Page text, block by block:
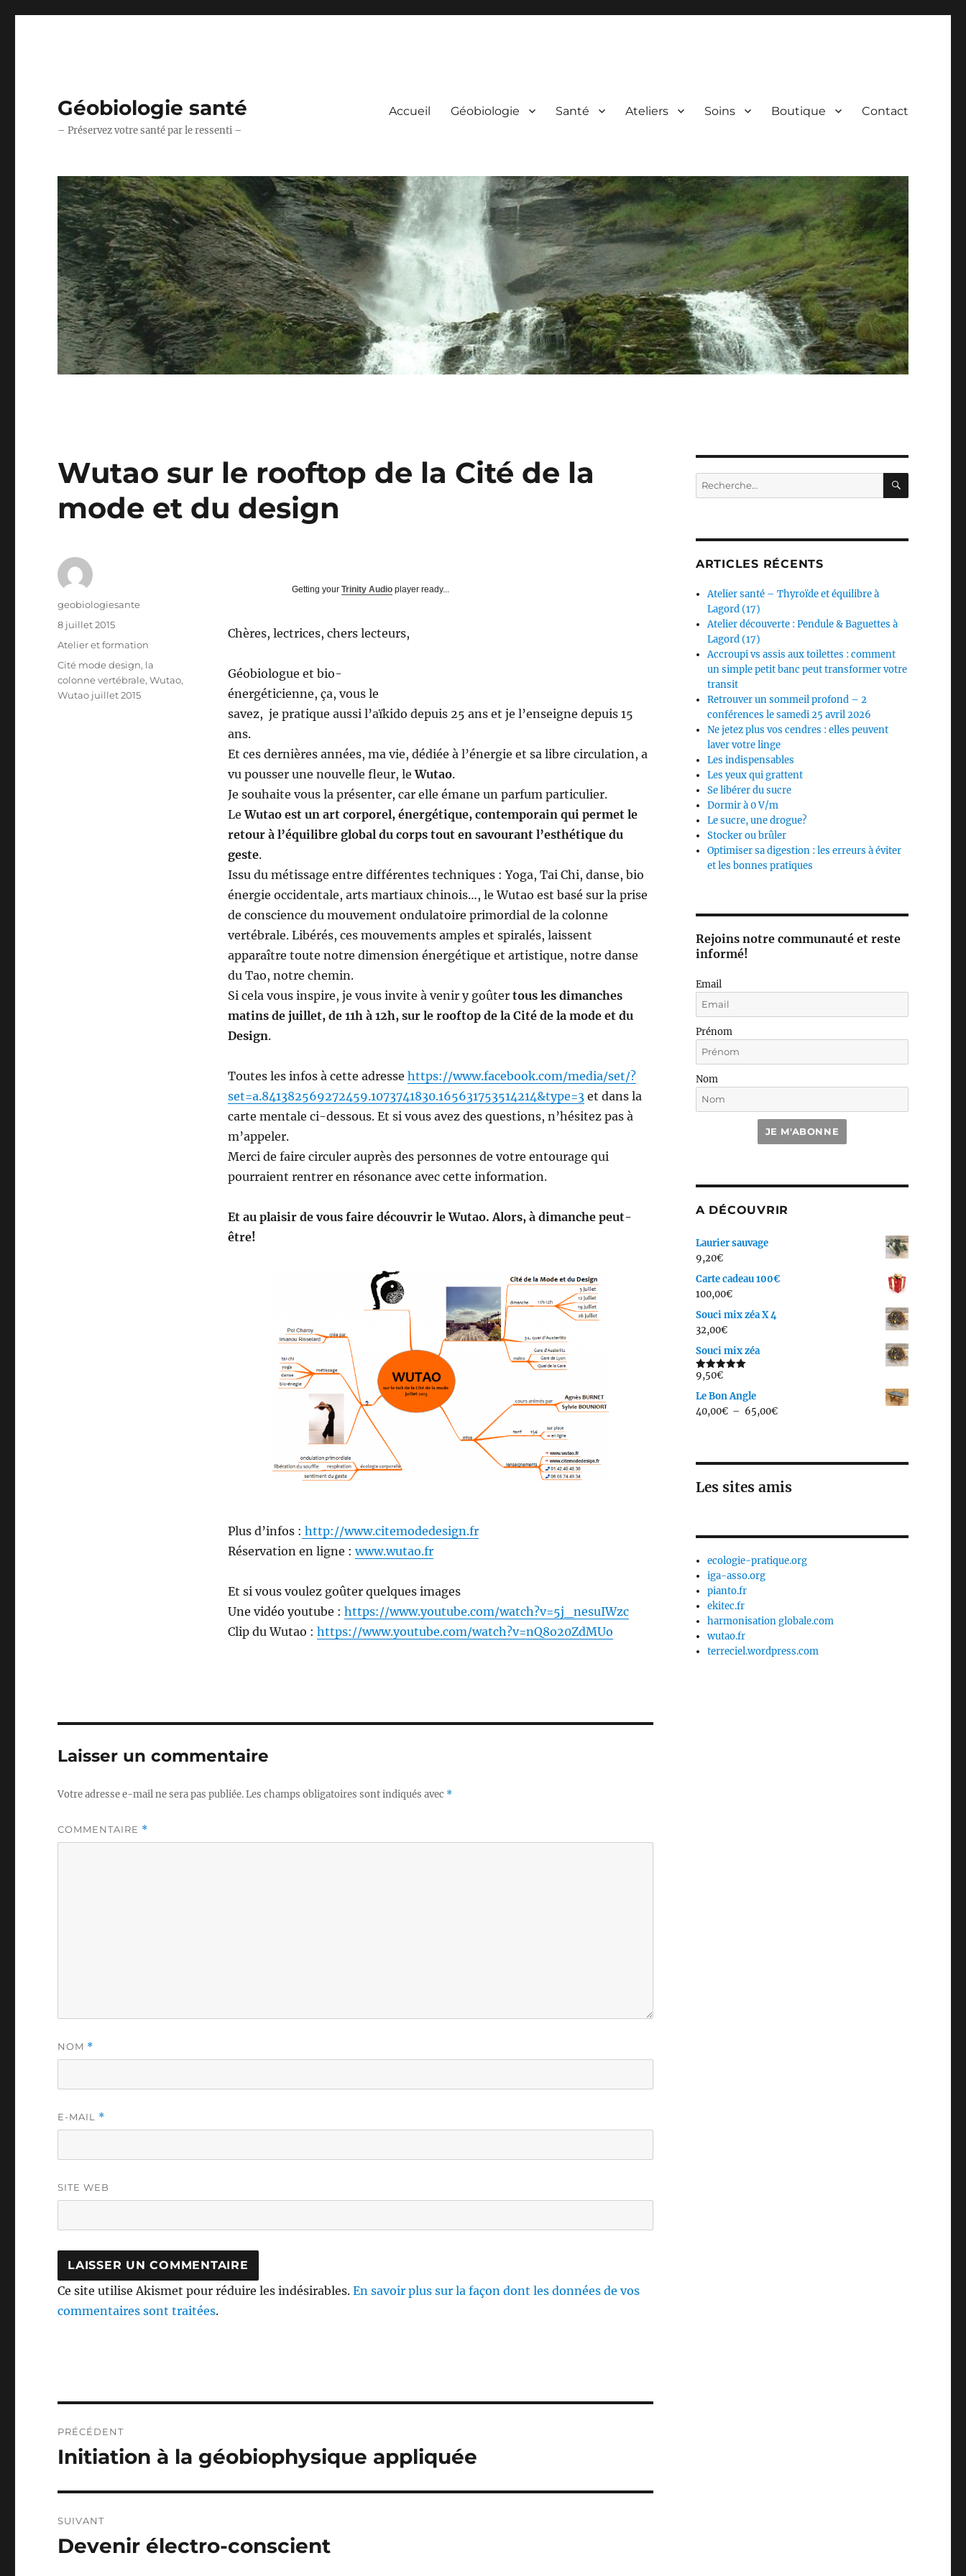
Géobiologie santé
– Préservez votre santé par le ressenti –
Accueil Géobiologie Santé Ateliers Soins Boutique Contact
Wutao sur le rooftop de la Cité de la
mode et du design
Getting your Trinity Audioplayer ready...
Chères, lectrices, chers lecteurs,
Géobiologue et bio-
énergéticienne, ça, vous le
savez, je pratique aussi l’aïkido depuis 25 ans et je l’enseigne depuis 15
ans.
Et ces dernières années, ma vie, dédiée à l’énergie et sa libre circulation, a
vu pousser une nouvelle fleur, leWutao.
Je souhaite vous la présenter, car elle émane un parfum particulier.
LeWutao est un art corporel, énergétique, contemporain qui permet le
retour à l’équilibre global du corps tout en savourant l’esthétique du
geste.
Issu du métissage entre différentes techniques : Yoga, Tai Chi, danse, bio
énergie occidentale, arts martiaux chinois…, le Wutao est basé sur la prise
de conscience du mouvement ondulatoire primordial de la colonne
vertébrale. Libérés, ces mouvements amples et spiralés, laissent
apparaître toute notre dimension énergétique et artistique, notre danse
du Tao, notre chemin.
Si cela vous inspire, je vous invite à venir y goûter tous les dimanches
matins de juillet, de 11h à 12h, sur le rooftop de la Cité de la mode et du
Design.
Toutes les infos à cette adresse https://www.facebook.com/media/set/?
set=a.841382569272459.1073741830.165631753514214&type=3et dans la
carte mentale ci-dessous. Et si vous avez des questions, n’hésitez pas à
m’appeler.
Merci de faire circuler auprès des personnes de votre entourage qui
pourraient rentrer en résonance avec cette information.
Et au plaisir de vous faire découvrir le Wutao. Alors, à dimanche peut-
être!
Plus d’infos : http://www.citemodedesign.fr
Réservation en ligne :www.wutao.fr
Et si vous voulez goûter quelques images
Une vidéo youtube : https://www.youtube.com/watch?v=5j_nesuIWzc
Clip du Wutao : https://www.youtube.com/watch?v=nQ8o20ZdMUo
Auteur
geobiologiesante
Publié
8 juillet 2015
Catégories
Atelier et formation
Étiquettes
Cité mode design, la
colonne vertébrale,Wutao,
Wutao juillet 2015
Laisser un commentaire
Votre adresse e-mail ne sera pas publiée.Les champs obligatoires sont indiqués avec *
COMMENTAIRE *
NOM *
E-MAIL *
SITE WEB
Ce site utilise Akismet pour réduire les indésirables.En savoir plus sur la façon dont les données de vos
commentaires sont traitées.
de
PRÉCÉDENT
Publication
Initiation à la géobiophysique appliquée
SUIVANT
Publication
Devenir électro-conscient
Recherche
pour :
ARTICLES RÉCENTS
Atelier santé – Thyroïde et équilibre à
Lagord (17)
Atelier découverte : Pendule & Baguettes à
Lagord (17)
Accroupi vs assis aux toilettes : comment
un simple petit banc peut transformer votre
transit
Retrouver un sommeil profond – 2
conférences le samedi 25 avril 2026
Ne jetez plus vos cendres : elles peuvent
laver votre linge
Les indispensables
Les yeux qui grattent
Se libérer du sucre
Dormir à 0 V/m
Le sucre, une drogue?
Stocker ou brûler
Optimiser sa digestion : les erreurs à éviter
et les bonnes pratiques
Rejoins notre communauté et reste
informé!
Email
Prénom
Nom
JE M'ABONNE
A DÉCOUVRIR
Laurier sauvage
9,20€
Carte cadeau 100€
100,00€
Souci mix zéa X 4
32,00€
Souci mix zéa
Note5.00
9,50€
Le Bon Angle
40,00€ – 65,00€Plage
65,00€
Les sites amis
ecologie-pratique.org
iga-asso.org
pianto.fr
ekitec.fr
harmonisation globale.com
wutao.fr
terreciel.wordpress.com